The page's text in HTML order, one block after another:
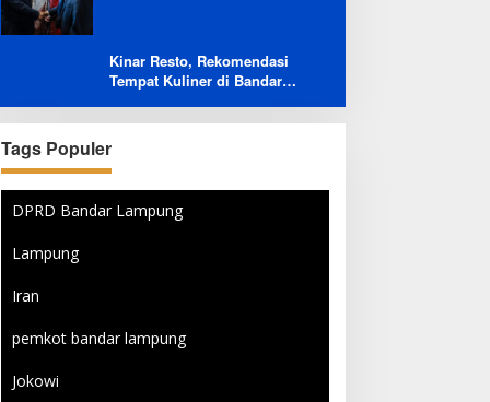
Kinar Resto, Rekomendasi
Tempat Kuliner di Bandar
dan Orang Tersayang
Tags Populer
DPRD Bandar Lampung
Lampung
Iran
pemkot bandar lampung
Jokowi